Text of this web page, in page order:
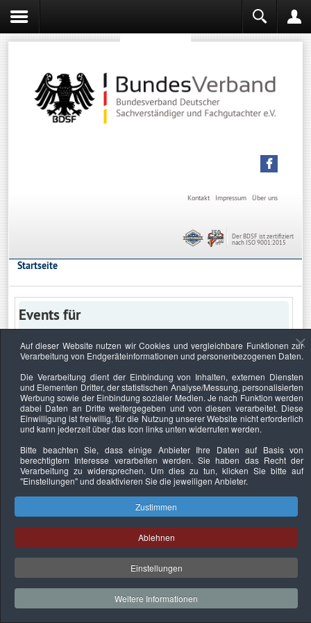
Über uns
Impressum
Kontakt
Der BDSF ist zertifiziert
nach ISO 9001:2015
Startseite
Events für
Keine Termine
Datenschutzerklärung Urheberrechtsnachweise Nachhaltigkeit
Copyright © 2026. Bundesverband Deutscher
Sachverständiger und Fachgutachter e.V..
Auf dieser Website nutzen wir Cookies und vergleichbare Funktionen zur
Verarbeitung von Endgeräteinformationen und personenbezogenen Daten.
Die Verarbeitung dient der Einbindung von Inhalten, externen Diensten
und Elementen Dritter, der statistischen Analyse/Messung, personalisierten
Werbung sowie der Einbindung sozialer Medien. Je nach Funktion werden
dabei Daten an Dritte weitergegeben und von diesen verarbeitet. Diese
Einwilligung ist freiwillig, für die Nutzung unserer Website nicht erforderlich
und kann jederzeit über das Icon links unten widerrufen werden.
Bitte beachten Sie, dass einige Anbieter Ihre Daten auf Basis von
berechtigtem Interesse verarbeiten werden. Sie haben das Recht der
Verarbeitung zu widersprechen. Um dies zu tun, klicken Sie bitte auf
"Einstellungen"und deaktivieren Sie die jeweiligen Anbieter.
Zustimmen
Ablehnen
Einstellungen
Weitere Informationen